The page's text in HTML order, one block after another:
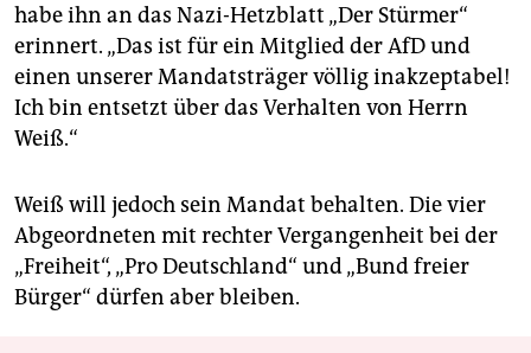
habe ihn an das Nazi-Hetzblatt „Der Stürmer“
erinnert. „Das ist für ein Mitglied der AfD und
einen unserer Mandatsträger völlig inakzeptabel!
Ich bin entsetzt über das Verhalten von Herrn
Weiß.“
Weiß will jedoch sein Mandat behalten. Die vier
Abgeordneten mit rechter Vergangenheit bei der
„Freiheit“, „Pro Deutschland“ und „Bund freier
Bürger“ dürfen aber bleiben.